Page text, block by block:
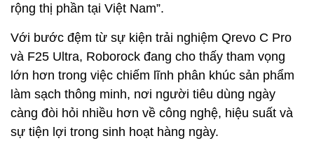
rộng thị phần tại Việt Nam”.
Với bước đệm từ sự kiện trải nghiệm Qrevo C Pro
và F25 Ultra, Roborock đang cho thấy tham vọng
lớn hơn trong việc chiếm lĩnh phân khúc sản phẩm
làm sạch thông minh, nơi người tiêu dùng ngày
càng đòi hỏi nhiều hơn về công nghệ, hiệu suất và
sự tiện lợi trong sinh hoạt hàng ngày.